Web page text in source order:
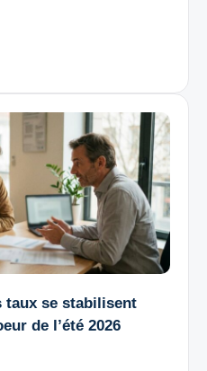
se stabilisent
de l’été 2026